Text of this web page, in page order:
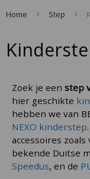
Home Step
Zoek je een step
hier geschikte
hebben we van
NEXO kinderstep
accessoires
bekende Duitse
Speedus, en de